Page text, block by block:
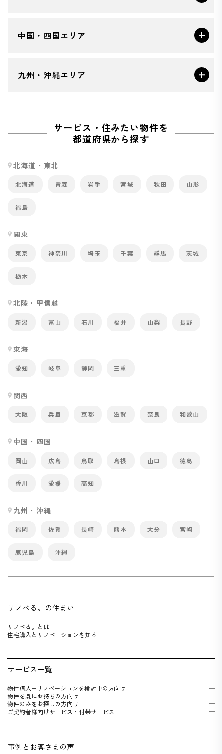
中国・四国エリア
九州・沖縄エリア
サービス・住みたい物件を
都道府県から探す
北海道・東北
北海道 青森 岩手 宮城 秋田 山形
福島
関東
東京 神奈川 埼玉 千葉 群馬 茨城
栃木
北陸・甲信越
新潟 富山 石川 福井 山梨 長野
東海
愛知 岐阜 静岡 三重
関西
大阪 兵庫 京都 滋賀 奈良 和歌山
中国・四国
岡山 広島 鳥取 島根 山口 徳島
香川 愛媛 高知
九州・沖縄
福岡 佐賀 長崎 熊本 大分 宮崎
鹿児島 沖縄
リノベる。の住まい
リノベる。とは
住宅購入とリノベーションを知る
サービス一覧
物件購入+リノベーションを検 討中の方向け
物件を既にお持 ちの方向け
物件のみをお探しの方向け
ご契約者様向けサービス・付帯サービス
事例とお客さまの声